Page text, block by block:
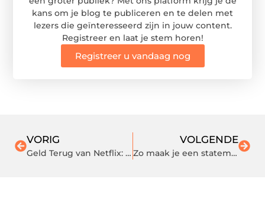
kans om je blog te publiceren en te delen met
lezers die geïnteresseerd zijn in jouw content.
Registreer en laat je stem horen!
Registreer u vandaag nog
VORIG
Geld Terug van Netflix: Waarom Duizenden Nederlanders Nu Compensatie Kunnen Eisen
VOLGENDE
Zo maak je een statement met LALOLA Jewelry